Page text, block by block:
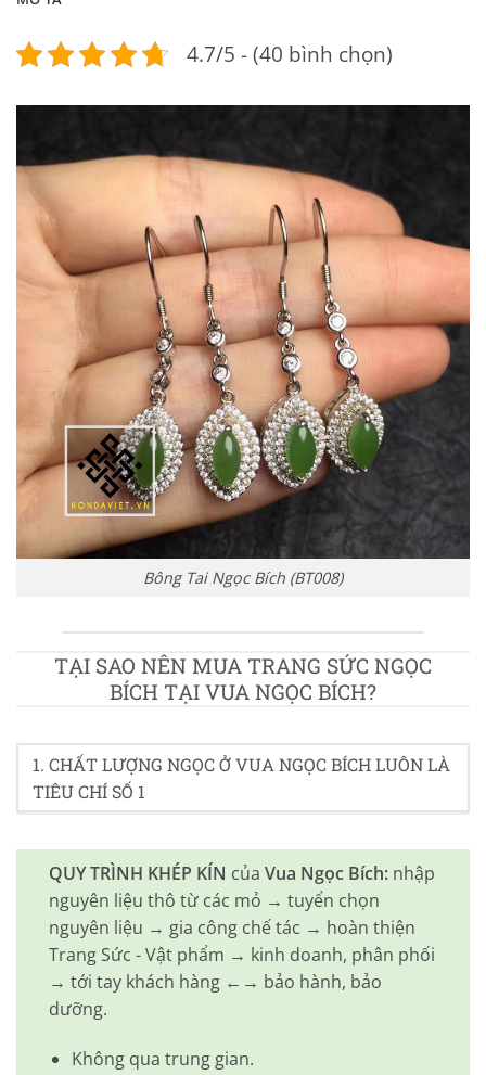
4.7/5 - (40 bình chọn)
Bông Tai Ngọc Bích (BT008)
TẠI SAO NÊN MUA TRANG SỨC NGỌC
BÍCH TẠI VUA NGỌC BÍCH?
1. CHẤT LƯỢNG NGỌC Ở VUA NGỌC BÍCH LUÔN LÀ
TIÊU CHÍ SỐ 1
QUY TRÌNH KHÉP KÍN của Vua Ngọc Bích: nhập
nguyên liệu thô từ các mỏ → tuyển chọn
nguyên liệu → gia công chế tác → hoàn thiện
Trang Sức - Vật phẩm → kinh doanh, phân phối
→ tới tay khách hàng ←→ bảo hành, bảo
dưỡng.
Không qua trung gian.